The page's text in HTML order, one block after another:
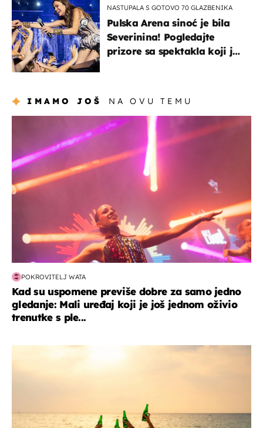
NASTUPALA S GOTOVO 70 GLAZBENIKA
Pulska Arena sinoć je bila
Severinina! Pogledajte
prizore sa spektakla koji je
IMAMO JOŠ NA OVU TEMU
POKROVITELJ WATA
Kad su uspomene previše dobre za samo jedno
gledanje: Mali uređaj koji je još jednom oživio
trenutke s ple...